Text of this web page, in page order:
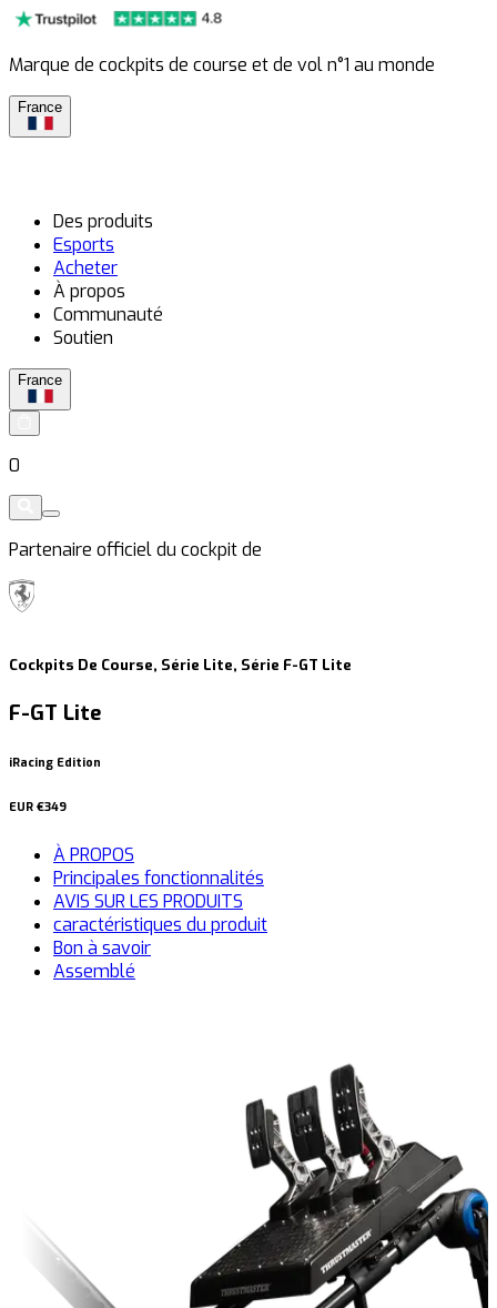
Marque de cockpits de course et de vol n°1 au monde
France
Des produits
Esports
Acheter
À propos
Communauté
Soutien
France
0
Partenaire officiel du cockpit de
Cockpits De Course, Série Lite, Série F-GT Lite
F-GT Lite
iRacing Edition
EUR €349
À PROPOS
Principales fonctionnalités
AVIS SUR LES PRODUITS
caractéristiques du produit
Bon à savoir
Assemblé